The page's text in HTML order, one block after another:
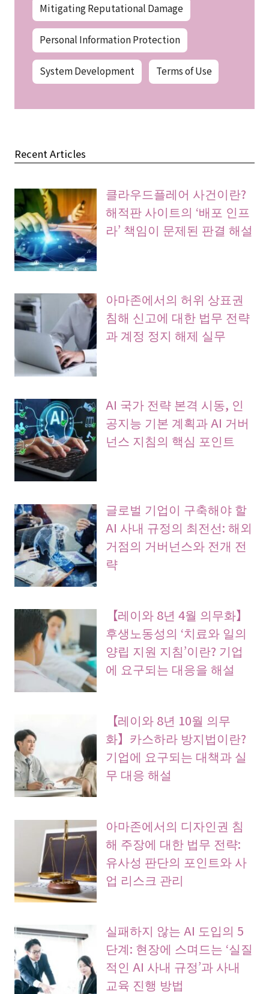
Mitigating Reputational Damage
Personal Information Protection
System Development Terms of Use
Recent Articles
클라우드플레어 사건이란?
해적판 사이트의 ‘배포 인프
라’ 책임이 문제된 판결 해설
아마존에서의 허위 상표권
침해 신고에 대한 법무 전략
과 계정 정지 해제 실무
AI 국가 전략 본격 시동, 인
공지능 기본 계획과 AI 거버
넌스 지침의 핵심 포인트
글로벌 기업이 구축해야 할
AI 사내 규정의 최전선: 해외
거점의 거버넌스와 전개 전
략
【레이와 8년 4월 의무화】
후생노동성의 ‘치료와 일의
양립 지원 지침’이란? 기업
에 요구되는 대응을 해설
【레이와 8년 10월 의무
화】카스하라 방지법이란?
기업에 요구되는 대책과 실
무 대응 해설
아마존에서의 디자인권 침
해 주장에 대한 법무 전략:
유사성 판단의 포인트와 사
업 리스크 관리
실패하지 않는 AI 도입의 5
단계: 현장에 스며드는 ‘실질
적인 AI 사내 규정’과 사내
교육 진행 방법